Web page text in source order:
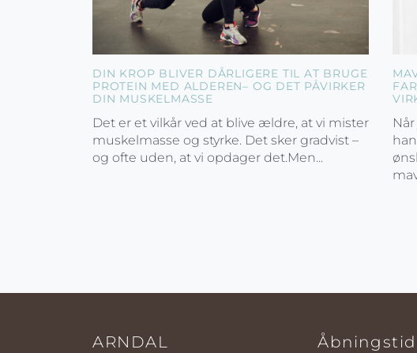
DIN KROP BLIVER DÅRLIGERE TIL AT BRUGE
PROTEIN MED ALDEREN– OG DET PÅVIRKER
DIN MUSKELMASSE
Det er et vilkår ved at blive ældre, at vi mister
muskelmasse og styrke. Det sker gradvist –
og ofte uden, at vi opdager det.Men...
ARNDAL